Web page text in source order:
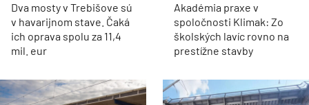
Dva mosty v Trebišove sú
v havarijnom stave. Čaká
ich oprava spolu za 11,4
mil. eur
Akadémia praxe v
spoločnosti Klimak: Zo
školských lavíc rovno na
prestížne stavby